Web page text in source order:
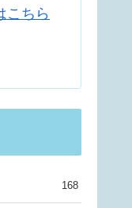
こちら
168